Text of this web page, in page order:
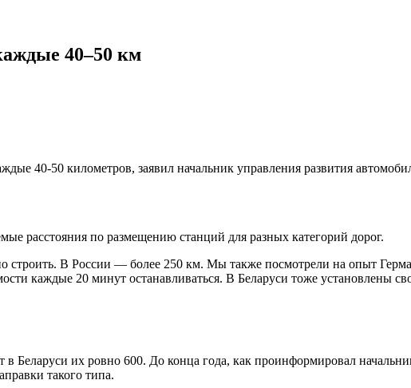
40–50 км
40-50 километров, заявил начальник управления развития
расстояния по размещению станций для разных категорий дорог.
В России — более 250 км. Мы также посмотрели на опыт
каждые 20 минут останавливаться. В Беларуси тоже установлены
Беларуси их ровно 600. До конца года, как проинформировал
такого типа.